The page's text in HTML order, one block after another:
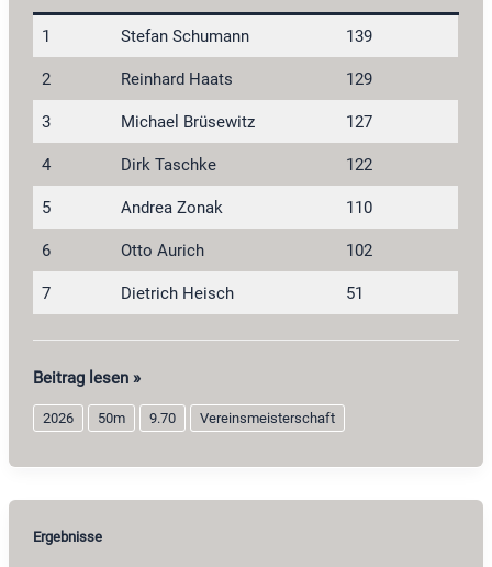
1 Stefan Schumann 139
2 Reinhard Haats 129
3 Michael Brüsewitz 127
4 Dirk Taschke 122
5 Andrea Zonak 110
6 Otto Aurich 102
7 Dietrich Heisch 51
Perkussionsgewehr-
Auflage
2026
Beitrag lesen »
2026 50m 9.70 Vereinsmeisterschaft
Ergebnisse